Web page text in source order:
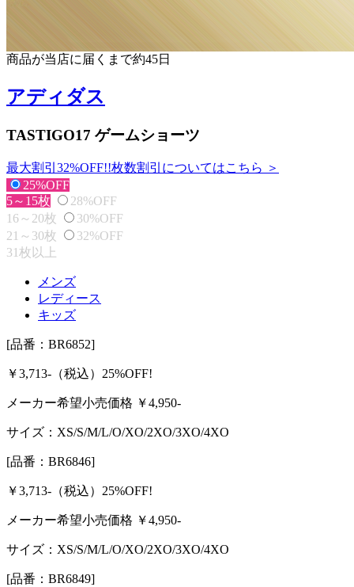
商品が当店に届くまで約45日
アディダス
TASTIGO17 ゲームショーツ
最大割引32%OFF!!枚数割引についてはこちら ＞
25%OFF
5～15枚
28%OFF
16～20枚
30%OFF
21～30枚
32%OFF
31枚以上
メンズ
レディース
キッズ
[品番：BR6852]
￥3,713- （税込） 25%OFF!
メーカー希望小売価格 ￥4,950-
サイズ： XS/S/M/L/O/XO/2XO/3XO/4XO
[品番：BR6846]
￥3,713- （税込） 25%OFF!
メーカー希望小売価格 ￥4,950-
サイズ： XS/S/M/L/O/XO/2XO/3XO/4XO
[品番：BR6849]